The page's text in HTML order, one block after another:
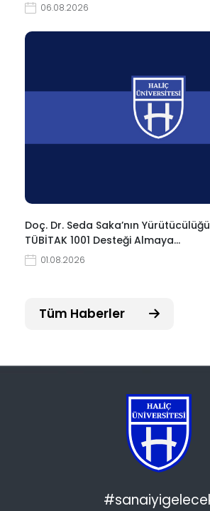
06.08.2026
Doç. Dr. Seda Saka’nın
TÜBİTAK 1001 Desteği Almaya…
01.08.2026
Tüm Haberler